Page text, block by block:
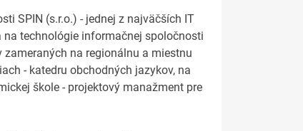
SPIN (s.r.o.) - jednej z najväčších IT
technológie informačnej spoločnosti
na regionálnu a miestnu
- katedru obchodných jazykov, na
škole - projektový manažment pre